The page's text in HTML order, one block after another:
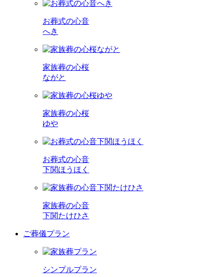
お葬式の心音
へき
家族葬の心桜
ながと
家族葬の心桜
ゆや
お葬式の心音
下関ほうほく
家族葬の心音
下関たけひさ
ご葬儀プラン
シンプルプラン